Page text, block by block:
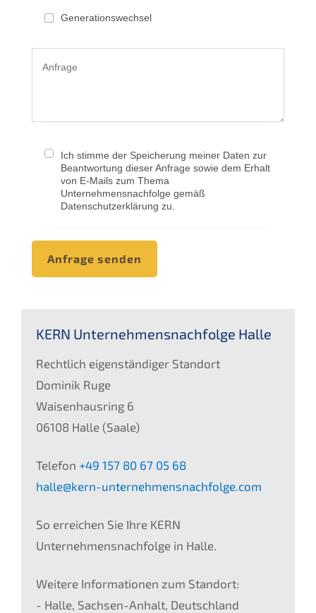
Generationswechsel
Ich stimme der Speicherung meiner Daten zur
Beantwortung dieser Anfrage sowie dem Erhalt
von E-Mails zum Thema
Unternehmensnachfolge gemäß
Datenschutzerklärung zu.
Anfrage senden
KERN Unternehmensnachfolge Halle
Rechtlich eigenständiger Standort
Dominik Ruge
Waisenhausring 6
06108 Halle (Saale)
Telefon +49 157 80 67 05 68
halle@kern-unternehmensnachfolge.com
So erreichen Sie Ihre KERN
Unternehmensnachfolge in Halle.
Weitere Informationen zum Standort:
- Halle, Sachsen-Anhalt, Deutschland